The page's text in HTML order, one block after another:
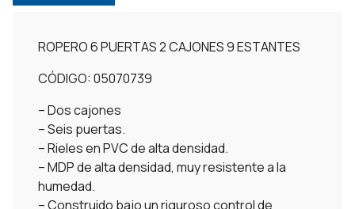
ROPERO 6 PUERTAS 2 CAJONES 9 ESTANTES
CÓDIGO: 05070739
– Dos cajones
– Seis puertas.
– Rieles en PVC de alta densidad.
– MDP de alta densidad, muy resistente a la
humedad.
– Construido bajo un riguroso control de